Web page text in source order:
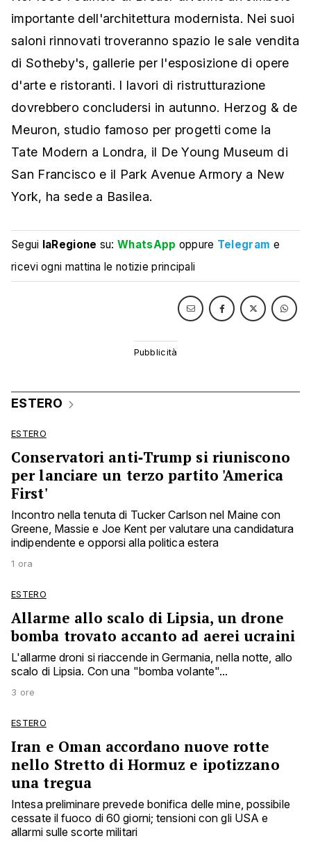
importante dell'architettura modernista. Nei suoi
saloni rinnovati troveranno spazio le sale vendita
di Sotheby's, gallerie per l'esposizione di opere
d'arte e ristoranti. I lavori di ristrutturazione
dovrebbero concludersi in autunno. Herzog & de
Meuron, studio famoso per progetti come la
Tate Modern a Londra, il De Young Museum di
San Francisco e il Park Avenue Armory a New
York, ha sede a Basilea.
Segui laRegione su:WhatsApp oppure Telegram e
ricevi ogni mattina le notizie principali
ESTERO
ESTERO
Conservatori anti‑Trump si riuniscono
per lanciare un terzo partito 'America
First'
Incontro nella tenuta di Tucker Carlson nel Maine con
Greene, Massie e Joe Kent per valutare una candidatura
indipendente e opporsi alla politica estera
1 ora
ESTERO
Allarme allo scalo di Lipsia, un drone
bomba trovato accanto ad aerei ucraini
L'allarme droni si riaccende in Germania, nella notte, allo
scalo di Lipsia. Con una "bomba volante"...
3 ore
ESTERO
Iran e Oman accordano nuove rotte
nello Stretto di Hormuz e ipotizzano
una tregua
Intesa preliminare prevede bonifica delle mine, possibile
cessate il fuoco di 60 giorni; tensioni con gli USA e
allarmi sulle scorte militari